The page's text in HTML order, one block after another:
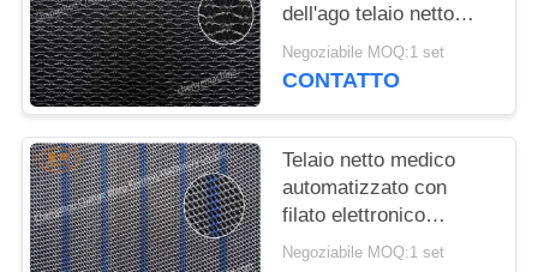
dell'ago telaio netto
medico di Antivari
Negoziabile MOQ:1 set
CONTATTO
Telaio netto medico
automatizzato con
filato elettronico
lasciato fuori dal
Negoziabile MOQ:1 set